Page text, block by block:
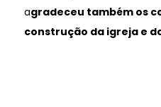
agradeceu também os
construção da igreja e